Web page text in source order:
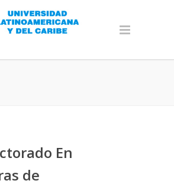
En
de